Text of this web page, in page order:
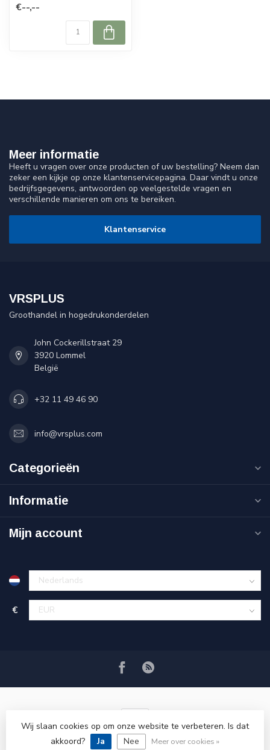
€--,--
Meer informatie
Heeft u vragen over onze producten of uw bestelling? Neem dan
zeker een kijkje op onze klantenservicepagina. Daar vindt u onze
bedrijfsgegevens, antwoorden op veelgestelde vragen en
verschillende manieren om ons te bereiken.
Klantenservice
VRSPLUS
Groothandel in hogedrukonderdelen
John Cockerillstraat 29
3920 Lommel
België
+32 11 49 46 90
info@vrsplus.com
Categorieën
Informatie
Mijn account
€
© Copyright 2026 VRSPLUS
Wij slaan cookies op om onze website te verbeteren. Is dat
akkoord?
Ja Nee Meer over cookies »